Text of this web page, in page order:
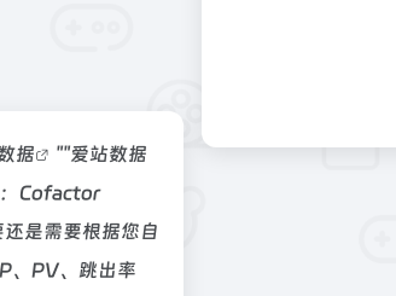
据 ""爱站数据
：Cofactor
是需要根据您自
、PV、跳出率